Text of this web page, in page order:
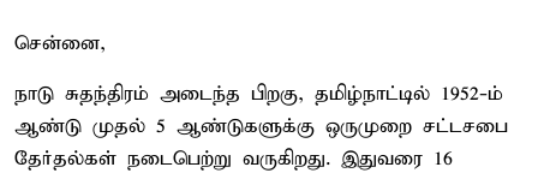
சென்னை,
நாடு சுதந்திரம் அடைந்த பிறகு, தமிழ்நாட்டில் 1952-ம்
ஆண்டு முதல் 5 ஆண்டுகளுக்கு ஒருமுறை சட்டசபை
தேர்தல்கள் நடைபெற்று வருகிறது. இதுவரை 16